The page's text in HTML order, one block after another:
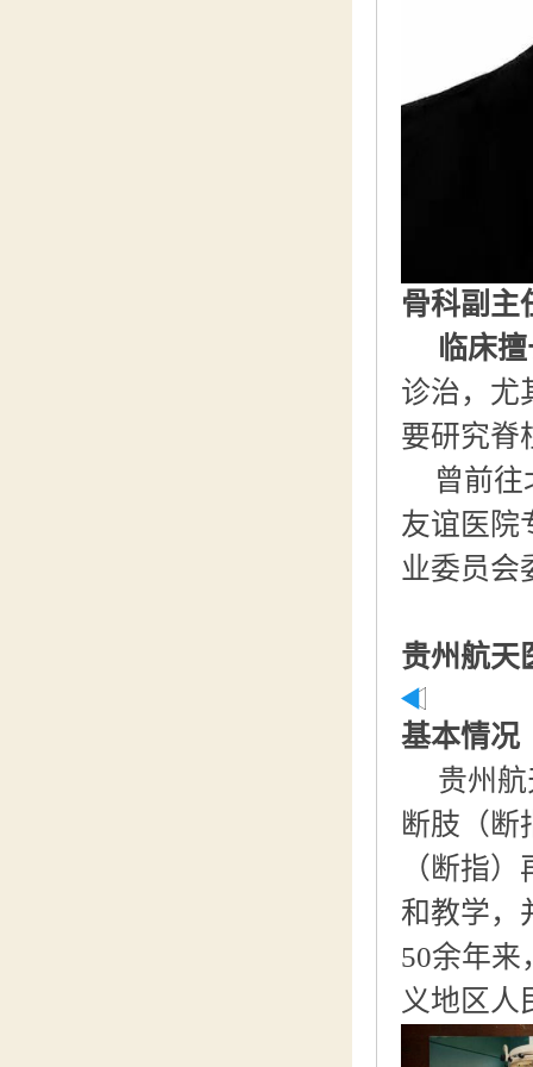
骨科副主
临床
诊治，尤
要研究脊
曾前
友谊医院
业委员会
贵州航天
基本情况
贵州
断肢（断
（断指
和教学，
50余年来
义地区人